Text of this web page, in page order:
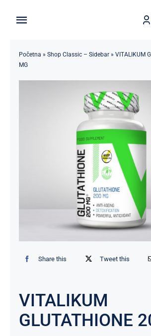
Toggle
Home
POPUSTI 5-50%
Početna » Shop Classic – Sidebar» VITALIKUM
MG
Share this Tweet this
VITALIKUM
GLUTATHIONE